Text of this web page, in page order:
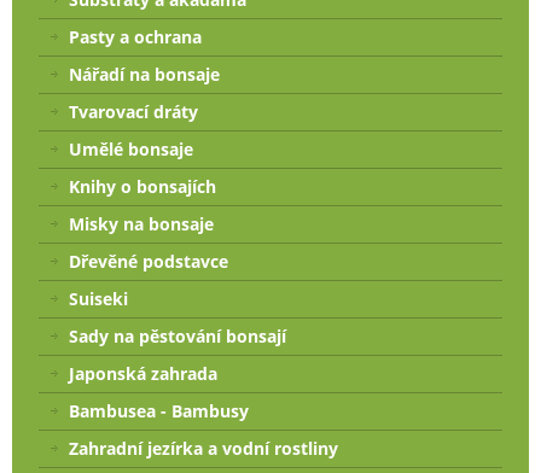
Pasty a ochrana
Nářadí na bonsaje
Tvarovací dráty
Umělé bonsaje
Knihy o bonsajích
Misky na bonsaje
Dřevěné podstavce
Suiseki
Sady na pěstování bonsají
Japonská zahrada
Bambusea - Bambusy
Zahradní jezírka a vodní rostliny